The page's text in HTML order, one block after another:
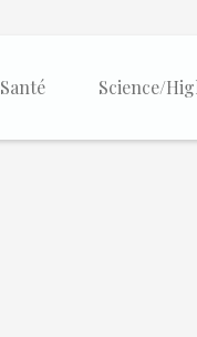
Santé Science/